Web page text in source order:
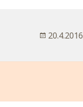
Julkaistu
20.4.2016